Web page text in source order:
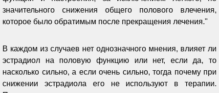
значительного снижения общего полового влечения,
которое было обратимым после прекращения лечения."
В каждом из случаев нет однозначного мнения, влияет ли
эстрадиол на половую функцию или нет, если да, то
насколько сильно, а если очень сильно, тогда почему при
снижении эстрадиола его не используют в терапии.